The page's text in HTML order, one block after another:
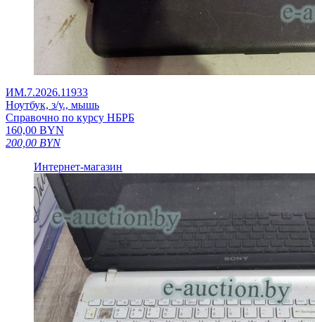
ИМ.7.2026.11933
Ноутбук, з/у., мышь
Справочно по курсу НБРБ
160,00 BYN
200,00 BYN
Интернет-магазин